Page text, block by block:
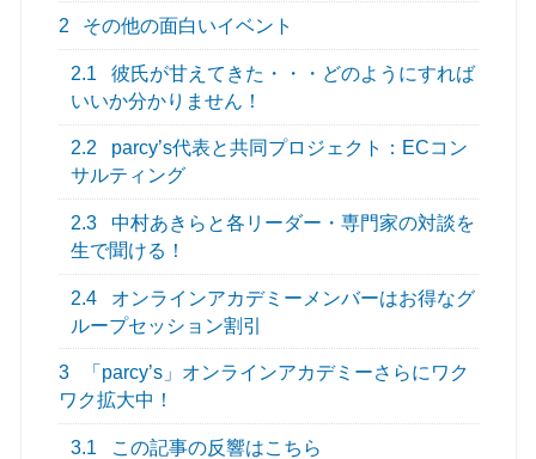
2 その他の面白いイベント
2.1
彼氏が甘えてきた・・・どのようにすれば
いいか分かりません！
2.2
parcy’s代表と共同プロジェクト：ECコン
サルティング
2.3
中村あきらと各リーダー・専門家の対談を
生で聞ける！
2.4
オンラインアカデミーメンバーはお得なグ
ループセッション割引
3
「parcy’s」オンラインアカデミーさらにワク
ワク拡大中！
3.1 この記事の反響はこちら